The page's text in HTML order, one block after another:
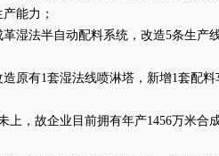
能力；
湿法半自动配料系统，改造5条生产
原有1套湿法线喷淋塔，新增1套配
上，故企业目前拥有年产1456万米